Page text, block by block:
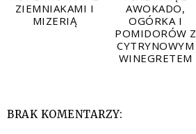
ZIEMNIAKAMI I
MIZERIĄ
AWOKADO,
OGÓRKA I
POMIDORÓW Z
CYTRYNOWYM
WINEGRETEM
BRAK KOMENTARZY: